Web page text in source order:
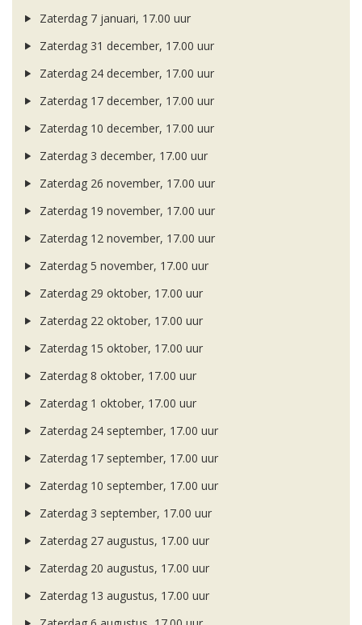
Zaterdag 7 januari, 17.00 uur
Zaterdag 31 december, 17.00 uur
Zaterdag 24 december, 17.00 uur
Zaterdag 17 december, 17.00 uur
Zaterdag 10 december, 17.00 uur
Zaterdag 3 december, 17.00 uur
Zaterdag 26 november, 17.00 uur
Zaterdag 19 november, 17.00 uur
Zaterdag 12 november, 17.00 uur
Zaterdag 5 november, 17.00 uur
Zaterdag 29 oktober, 17.00 uur
Zaterdag 22 oktober, 17.00 uur
Zaterdag 15 oktober, 17.00 uur
Zaterdag 8 oktober, 17.00 uur
Zaterdag 1 oktober, 17.00 uur
Zaterdag 24 september, 17.00 uur
Zaterdag 17 september, 17.00 uur
Zaterdag 10 september, 17.00 uur
Zaterdag 3 september, 17.00 uur
Zaterdag 27 augustus, 17.00 uur
Zaterdag 20 augustus, 17.00 uur
Zaterdag 13 augustus, 17.00 uur